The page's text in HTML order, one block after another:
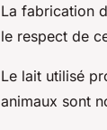
La fabrication
le respect de
Le lait utilisé
animaux sont